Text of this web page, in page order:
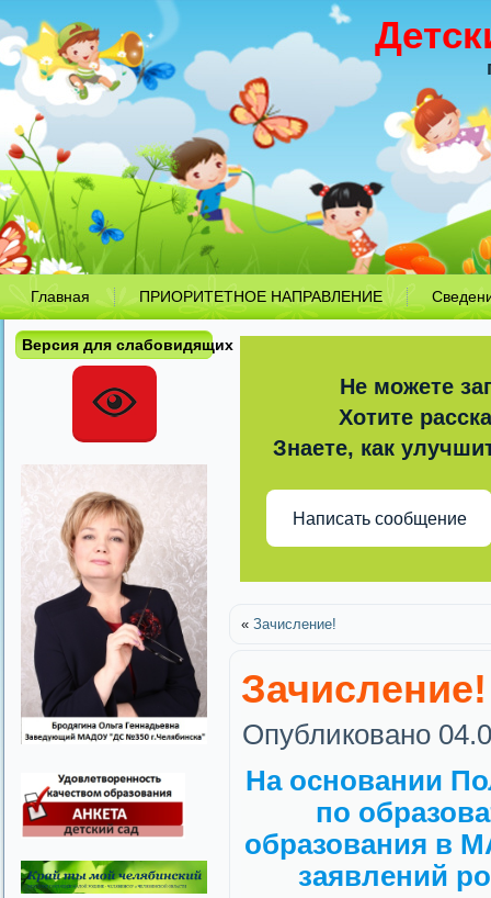
Главная ПРИОРИТЕТНОЕ НАПРАВЛЕНИЕ
Версия для слабовидящих
Не можете
Хотите
Знаете, как
Написать сообщение
« Зачисление!
Зачисление!
Опубликовано
На основании
по
образования в
заявлений